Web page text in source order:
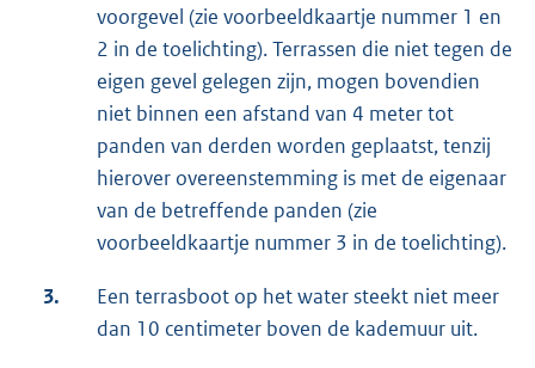
voorgevel (zie voorbeeldkaartje nummer 1 en
2 in de toelichting). Terrassen die niet tegen de
eigen gevel gelegen zijn, mogen bovendien
niet binnen een afstand van 4 meter tot
panden van derden worden geplaatst, tenzij
hierover overeenstemming is met de eigenaar
van de betreffende panden (zie
voorbeeldkaartje nummer 3 in de toelichting).
3.
Een terrasboot op het water steekt niet meer
dan 10 centimeter boven de kademuur uit.